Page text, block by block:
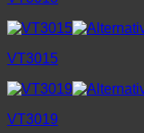
VT3015
VT3019